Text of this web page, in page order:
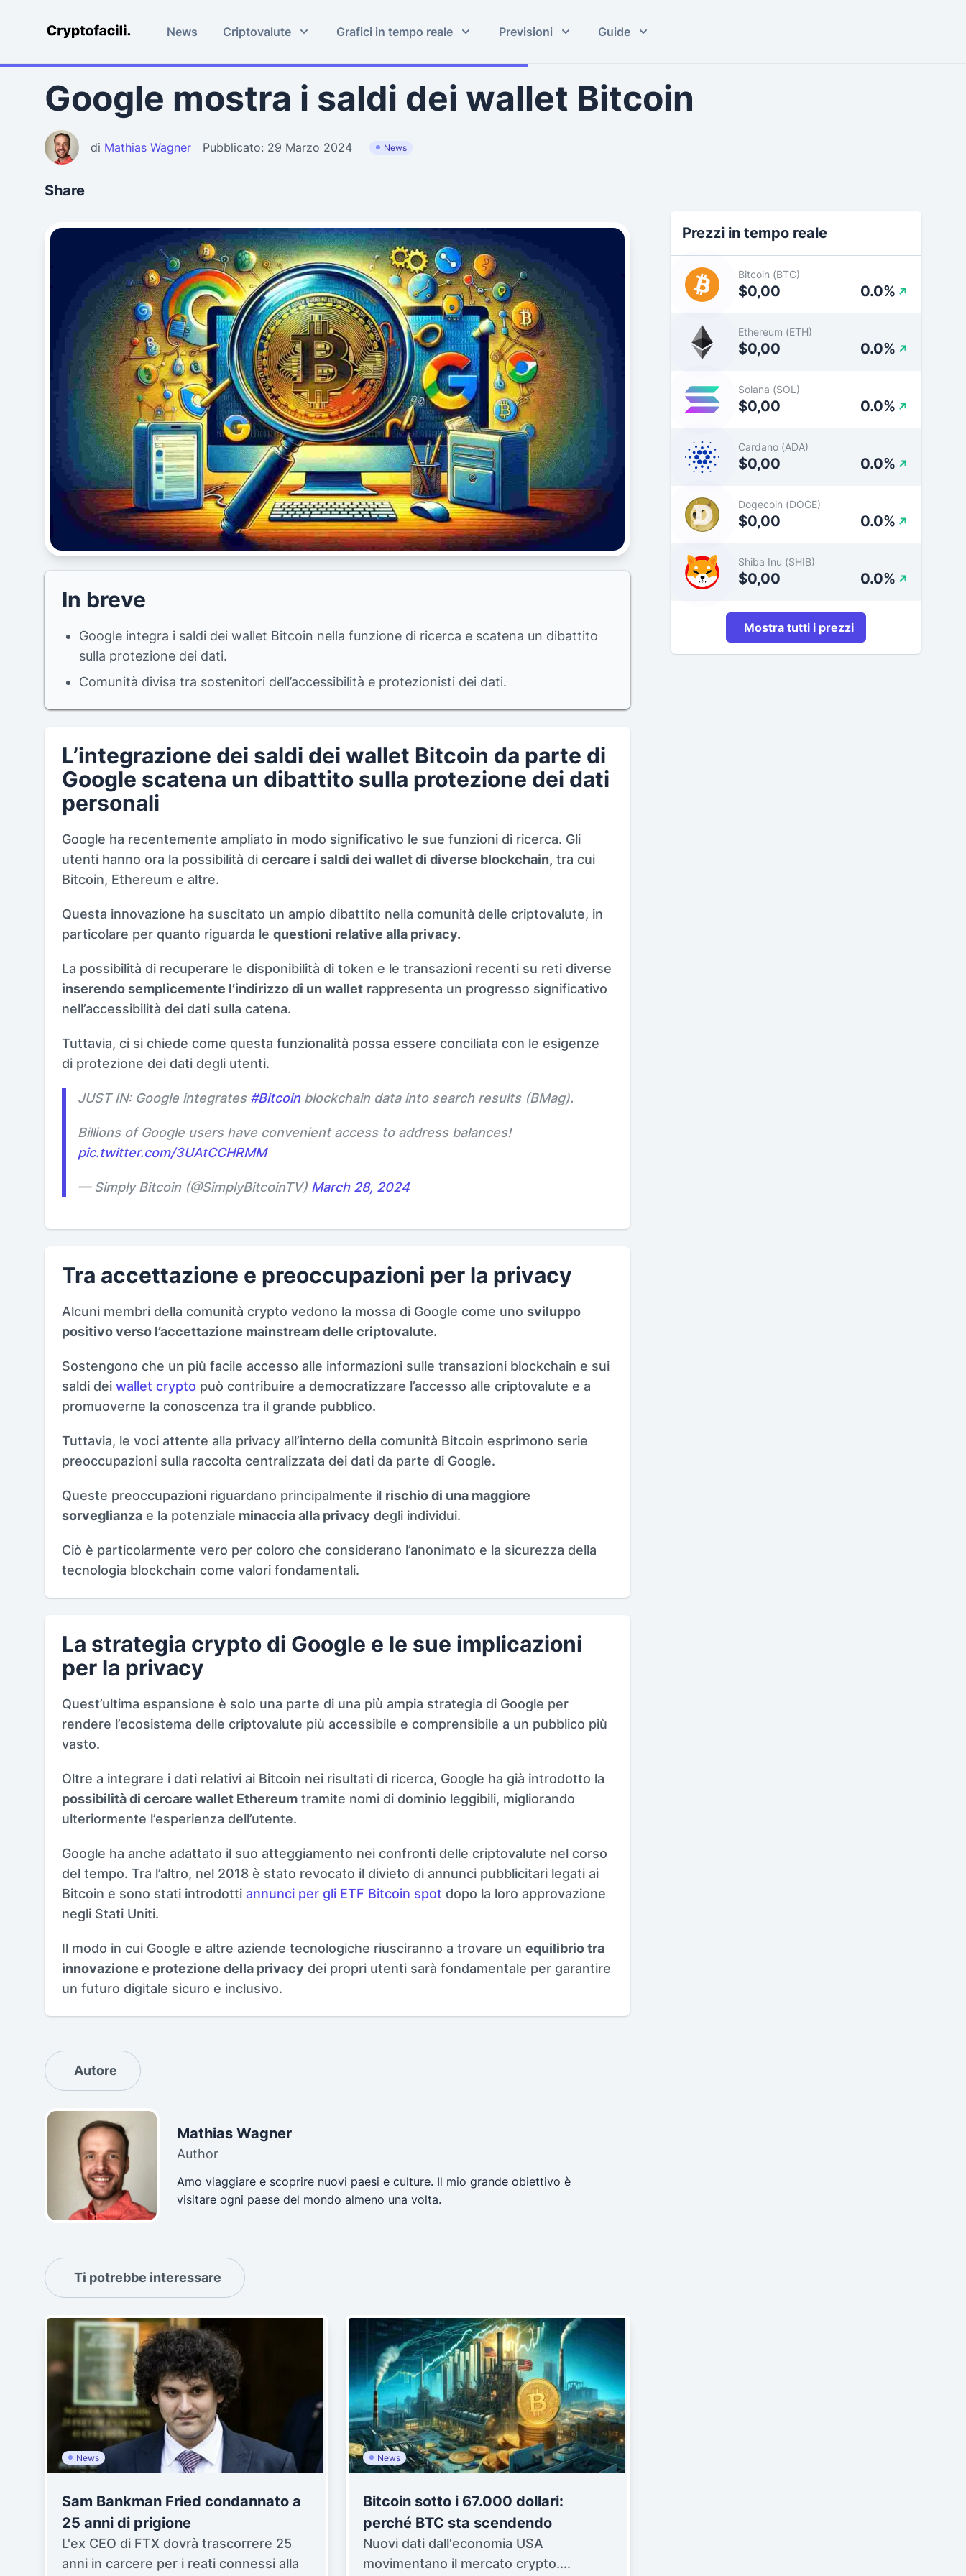
Cryptofacili.com News Criptovalute Grafici in tempo reale Previsioni Guide
Google mostra i saldi dei wallet Bitcoin
di Mathias Wagner Pubblicato: 29 Marzo 2024 News
Share
In breve
Google integra i saldi dei wallet Bitcoin nella funzione di ricerca e scatena un dibattito
sulla protezione dei dati.
Comunità divisa tra sostenitori dell’accessibilità e protezionisti dei dati.
L’integrazione dei saldi dei wallet Bitcoin da parte di
Google scatena un dibattito sulla protezione dei dati
personali
Google ha recentemente ampliato in modo significativo le sue funzioni di ricerca. Gli
utenti hanno ora la possibilità di cercare i saldi dei wallet di diverse blockchain, tra cui
Bitcoin, Ethereum e altre.
Questa innovazione ha suscitato un ampio dibattito nella comunità delle criptovalute, in
particolare per quanto riguarda le questioni relative alla privacy.
La possibilità di recuperare le disponibilità di token e le transazioni recenti su reti diverse
inserendo semplicemente l’indirizzo di un wallet rappresenta un progresso significativo
nell’accessibilità dei dati sulla catena.
Tuttavia, ci si chiede come questa funzionalità possa essere conciliata con le esigenze
di protezione dei dati degli utenti.
JUST IN: Google integrates #Bitcoinblockchain data into search results (BMag).
Billions of Google users have convenient access to address balances!
pic.twitter.com/3UAtCCHRMM
— Simply Bitcoin (@SimplyBitcoinTV) March 28, 2024
Tra accettazione e preoccupazioni per la privacy
Alcuni membri della comunità crypto vedono la mossa di Google come uno sviluppo
positivo verso l’accettazione mainstream delle criptovalute.
Sostengono che un più facile accesso alle informazioni sulle transazioni blockchain e sui
saldi dei wallet crypto può contribuire a democratizzare l’accesso alle criptovalute e a
promuoverne la conoscenza tra il grande pubblico.
Tuttavia, le voci attente alla privacy all’interno della comunità Bitcoin esprimono serie
preoccupazioni sulla raccolta centralizzata dei dati da parte di Google.
Queste preoccupazioni riguardano principalmente il rischio di una maggiore
sorveglianza e la potenziale minaccia alla privacy degli individui.
Ciò è particolarmente vero per coloro che considerano l’anonimato e la sicurezza della
tecnologia blockchain come valori fondamentali.
La strategia crypto di Google e le sue implicazioni
per la privacy
Quest’ultima espansione è solo una parte di una più ampia strategia di Google per
rendere l’ecosistema delle criptovalute più accessibile e comprensibile a un pubblico più
vasto.
Oltre a integrare i dati relativi ai Bitcoin nei risultati di ricerca, Google ha già introdotto la
possibilità di cercare wallet Ethereum tramite nomi di dominio leggibili, migliorando
ulteriormente l’esperienza dell’utente.
Google ha anche adattato il suo atteggiamento nei confronti delle criptovalute nel corso
del tempo. Tra l’altro, nel 2018 è stato revocato il divieto di annunci pubblicitari legati ai
Bitcoin e sono stati introdotti annunci per gli ETF Bitcoin spot dopo la loro approvazione
negli Stati Uniti.
Il modo in cui Google e altre aziende tecnologiche riusciranno a trovare un equilibrio tra
innovazione e protezione della privacy dei propri utenti sarà fondamentale per garantire
un futuro digitale sicuro e inclusivo.
Autore
Mathias Wagner
Author
Amo viaggiare e scoprire nuovi paesi e culture. Il mio grande obiettivo è
visitare ogni paese del mondo almeno una volta.
Ti potrebbe interessare
News
Sam Bankman Fried condannato a
25 anni di prigione
L'ex CEO di FTX dovrà trascorrere 25
anni in carcere per i reati connessi alla
News
Bitcoin sotto i 67.000 dollari:
perché BTC sta scendendo
Nuovi dati dall'economia USA
movimentano il mercato crypto....
Prezzi in tempo reale
Bitcoin (BTC)
$0,00 0.0%
Ethereum (ETH)
$0,00 0.0%
Solana (SOL)
$0,00 0.0%
Cardano (ADA)
$0,00 0.0%
Dogecoin (DOGE)
$0,00 0.0%
Shiba Inu (SHIB)
$0,00 0.0%
Mostra tutti i prezzi